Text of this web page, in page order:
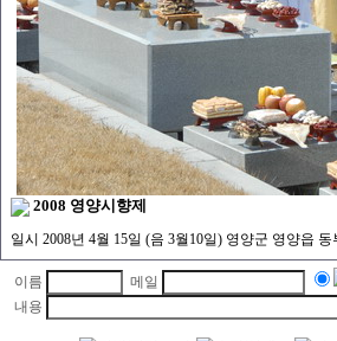
2008 영양시향제
일시 2008년 4월 15일 (음 3월10일) 영양군 영양읍
이름
메일
내용